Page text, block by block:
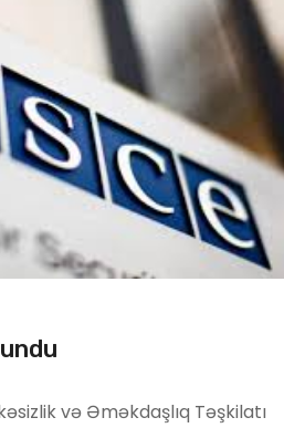
və Əməkdaşlıq Təşkilatı